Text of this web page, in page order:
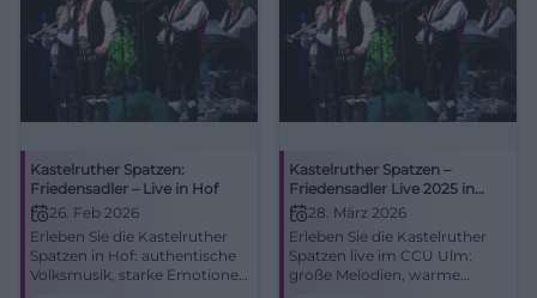
Kastelruther Spatzen:
Friedensadler – Live in Hof
26. Feb 2026
Erleben Sie die Kastelruther
Spatzen in Hof: authentische
Volksmusik, starke Emotionen
Kastelruther Spatzen –
Friedensadler Live 2025 in
Ulm28. März 2026
Erleben Sie die Kastelruther
Spatzen live im CCU Ulm:
große Melodien, warme